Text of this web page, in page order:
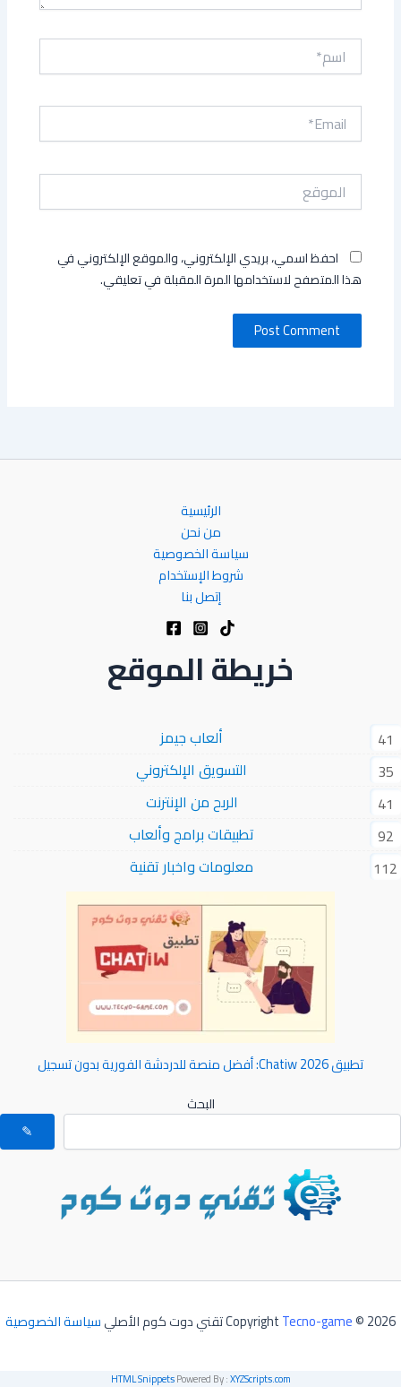
اسم*
Email*
الموقع
احفظ اسمي، بريدي الإلكتروني، والموقع الإلكتروني في
هذا المتصفح لاستخدامها المرة المقبلة في تعليقي.
الرئيسية
من نحن
سياسة الخصوصية
شروط الإستخدام
إتصل بنا
خريطة الموقع
ألعاب جيمز
41
التسويق الإلكتروني
35
الربح من الإنترنت
41
تطبيقات برامج وألعاب
92
معلومات واخبار تقنية
112
تطبيق Chatiw 2026: أفضل منصة للدردشة الفورية بدون تسجيل
البحث
✎
CopyrightTecno-game© 2026 تقني دوت كوم الأصلي سياسة الخصوصية
HTML SnippetsPowered By :XYZScripts.com